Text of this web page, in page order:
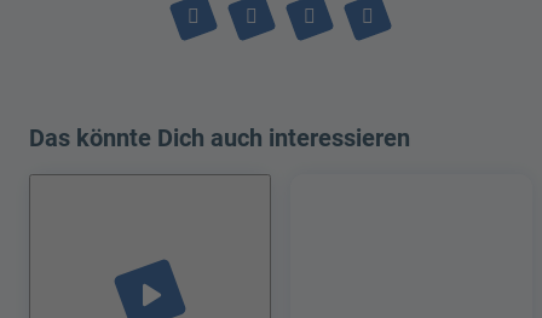
Das könnte Dich auch interessieren
play_arrow